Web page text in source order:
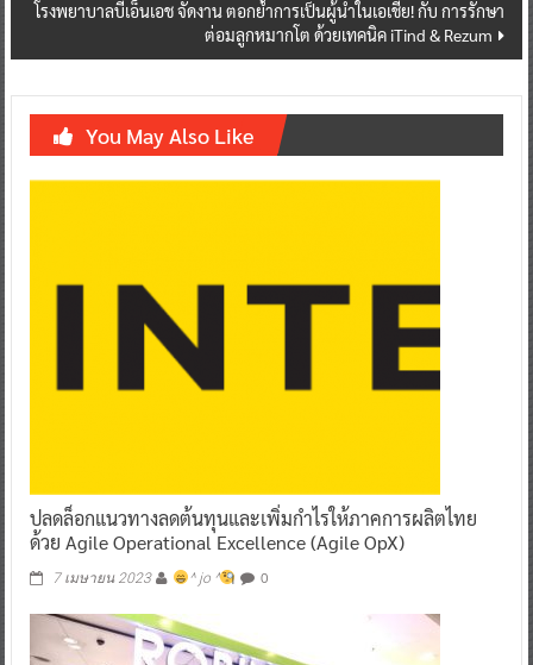
โรงพยาบาลบีเอ็นเอช จัดงาน ตอกย้ำการเป็นผู้นำในเอเชีย! กับ การรักษา
ต่อมลูกหมากโต ด้วยเทคนิค iTind & Rezum
You May Also Like
ปลดล็อกแนวทางลดต้นทุนและเพิ่มกำไรให้ภาคการผลิตไทย
ด้วย Agile Operational Excellence (Agile OpX)
7 เมษายน 2023 ^ jo ^ 0